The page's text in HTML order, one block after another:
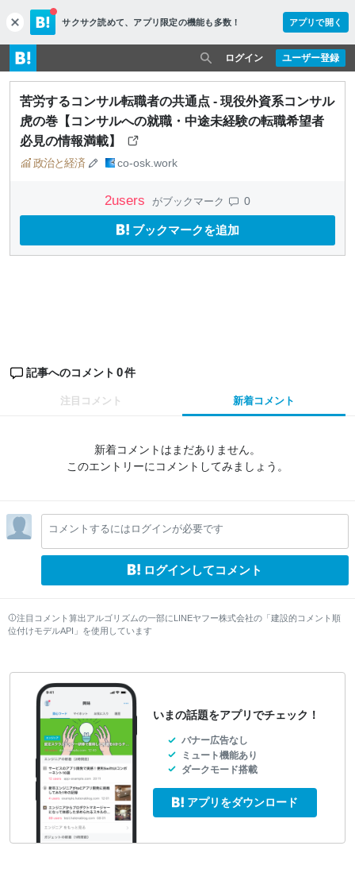
c
l
o
s
e
サクサク読めて、 アプリ限定の機能も多数！ アプリで開く
ユーザー登録
ログイン
苦労するコンサル転職者の共通点 - 現役外資系コンサル
虎の巻【コンサルへの就職・中途未経験の転職希望者
必見の情報満載】
政治と経済 co-osk.work
2users がブックマーク 0
ブックマークを追加
記事へのコメント 0件
注目コメント 新着コメント
新着コメントはまだありません。
このエントリーにコメントしてみましょう。
コメントするにはログインが必要です
ログインしてコメント
注目コメント算出アルゴリズムの一部にLINEヤフー株式会社の「建設的コメント順
位付けモデルAPI」を使用しています
いまの話題をアプリでチェック！
バナー広告なし
ミュート機能あり
ダークモード搭載
アプリをダウンロード